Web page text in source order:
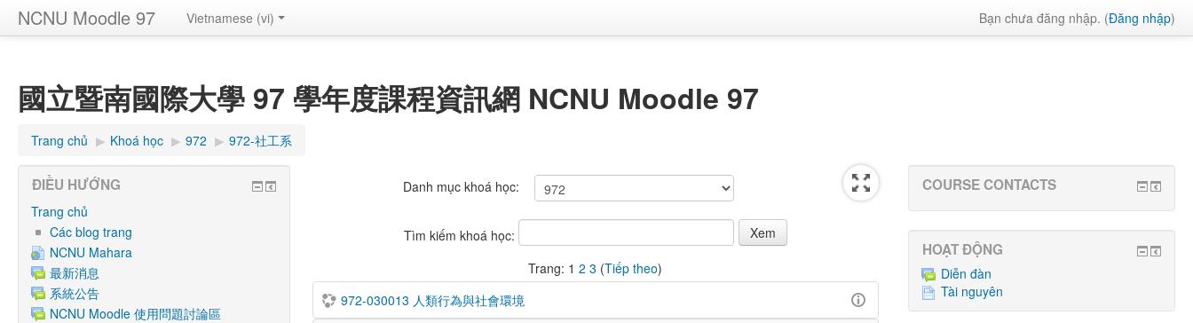
NCNU Moodle 97 Bạn chưa đăng nhập. (Đăng nhập)
Vietnamese ‎(vi)‎
國立暨南國際大學 97 學年度課程資訊網 NCNU Moodle 97
Trang chủ ▶︎ Khoá học ▶︎ 972 ▶︎ 972-社工系
Danh mục khoá học:
Tìm kiếm khoá học:
Trang: 1 2 3 (Tiếp theo)
972-030013 人類行為與社會環境
ĐIỀU HƯỚNG
Trang chủ
Các blog trang
NCNU Mahara
最新消息
系統公告
NCNU Moodle 使用問題討論區
COURSE CONTACTS
HOẠT ĐỘNG
Diễn đàn
Tài nguyên